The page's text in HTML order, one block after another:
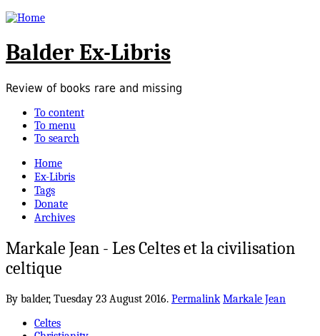
Balder Ex-Libris
Review of books rare and missing
To content
To menu
To search
Home
Ex-Libris
Tags
Donate
Archives
Markale Jean - Les Celtes et la civilisation
celtique
By balder, Tuesday 23 August 2016. Permalink Markale Jean
Celtes